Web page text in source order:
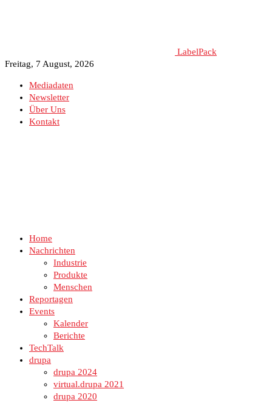
LabelPack
Freitag, 7 August, 2026
Mediadaten
Newsletter
Über Uns
Kontakt
Home
Nachrichten
Industrie
Produkte
Menschen
Reportagen
Events
Kalender
Berichte
TechTalk
drupa
drupa 2024
virtual.drupa 2021
drupa 2020